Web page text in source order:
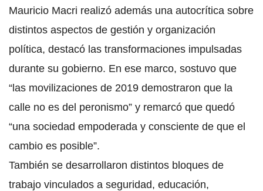
Mauricio Macri realizó además una autocrítica sobre
distintos aspectos de gestión y organización
política, destacó las transformaciones impulsadas
durante su gobierno. En ese marco, sostuvo que
“las movilizaciones de 2019 demostraron que la
calle no es del peronismo” y remarcó que quedó
“una sociedad empoderada y consciente de que el
cambio es posible”.
También se desarrollaron distintos bloques de
trabajo vinculados a seguridad, educación,